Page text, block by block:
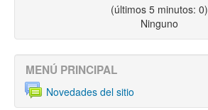
(últimos 5 minutos: 0)
Ninguno
MENÚ PRINCIPAL
Novedades del sitio